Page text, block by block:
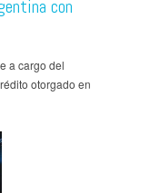
con
a cargo del
otorgado en